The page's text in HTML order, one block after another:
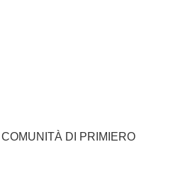
COMUNITÀ DI PRIMIERO